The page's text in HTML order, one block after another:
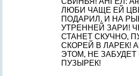
ЛЮБИ ЧАЩЕ ЕЙ
ПОДАРИЛ, И НА
УТРЕННЕЙ ЗАРИ!
СТАНЕТ СКУЧНО,
СКОРЕЙ В ЛАРЕК!
ЭТОМ, НЕ
ПУЗЫРЕК!